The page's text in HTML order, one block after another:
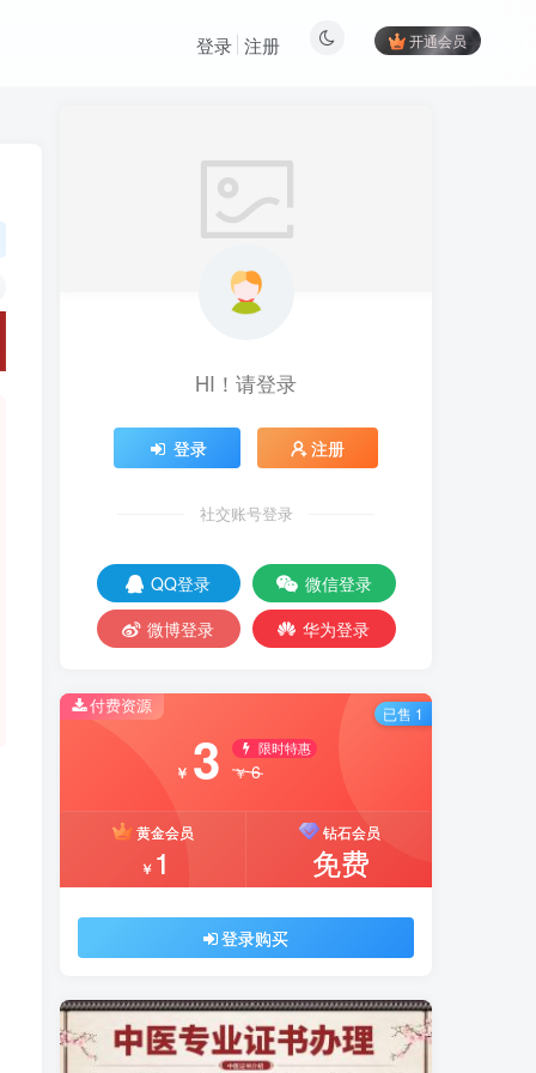
开通会员
登录 注册
HI！请登录
登录 注册
社交账号登录
QQ登录
微信登录
微博登录
华为登录
付费资源
￥ 3 限时特惠
￥6
黄金会员
￥ 1
钻石会员
免费
登录购买
已售 1